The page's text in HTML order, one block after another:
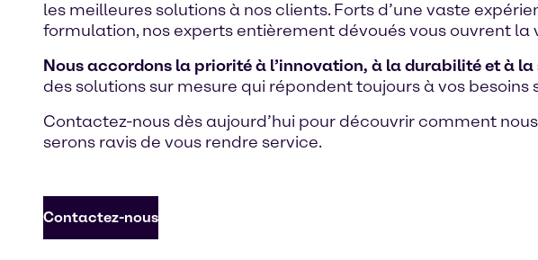
les meilleures solutions à nos clients. Forts d’une vaste
formulation, nos experts entièrement dévoués vous ouvrent
Nous accordons la priorité à l’innovation, à la durabilité et à la
des solutions sur mesure qui répondent toujours à vos besoins
Contactez-nous dès aujourd’hui pour découvrir comment
serons ravis de vous rendre service.
Contactez-nous